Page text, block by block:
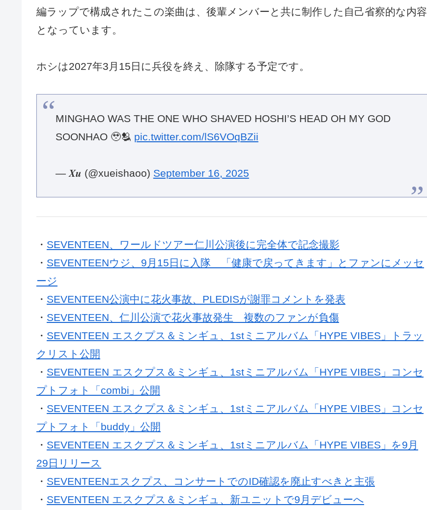
編ラップで構成されたこの楽曲は、後輩メンバーと共に制作した自己省察的な内容
となっています。
ホシは2027年3月15日に兵役を終え、除隊する予定です。
MINGHAO WAS THE ONE WHO SHAVED HOSHI’S HEAD OH MY GOD
SOONHAO 🥹🫂 pic.twitter.com/lS6VOqBZii
— 𝑿𝒖 (@xueishaoo)September 16, 2025
・ SEVENTEEN、ワールドツアー仁川公演後に完全体で記念撮影
・ SEVENTEENウジ、9月15日に入隊 「健康で戻ってきます」とファンにメッセ
ージ
・ SEVENTEEN公演中に花火事故、PLEDISが謝罪コメントを発表
・ SEVENTEEN、仁川公演で花火事故発生 複数のファンが負傷
・ SEVENTEEN エスクプス＆ミンギュ、1stミニアルバム「HYPE VIBES」トラッ
クリスト公開
・ SEVENTEEN エスクプス＆ミンギュ、1stミニアルバム「HYPE VIBES」コンセ
プトフォト「combi」公開
・ SEVENTEEN エスクプス＆ミンギュ、1stミニアルバム「HYPE VIBES」コンセ
プトフォト「buddy」公開
・ SEVENTEEN エスクプス＆ミンギュ、1stミニアルバム「HYPE VIBES」を9月
29日リリース
・ SEVENTEENエスクプス、コンサートでのID確認を廃止すべきと主張
・ SEVENTEEN エスクプス＆ミンギュ、新ユニットで9月デビューへ